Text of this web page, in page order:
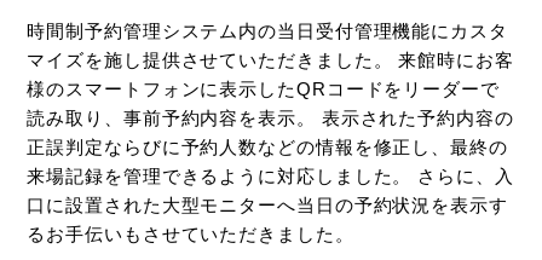
時間制予約管理システム内の当日受付管理機能にカスタ
マイズを施し提供させていただきました。 来館時にお客
様のスマートフォンに表示したQRコードをリーダーで
読み取り、事前予約内容を表示。 表示された予約内容の
正誤判定ならびに予約人数などの情報を修正し、最終の
来場記録を管理できるように対応しました。 さらに、入
口に設置された大型モニターへ当日の予約状況を表示す
るお手伝いもさせていただきました。